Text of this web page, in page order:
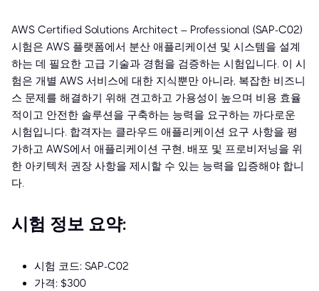
AWS Certified Solutions Architect – Professional (SAP-C02)
시험은 AWS 플랫폼에서 분산 애플리케이션 및 시스템을 설계
하는 데 필요한 고급 기술과 경험을 검증하는 시험입니다. 이 시
험은 개별 AWS 서비스에 대한 지식뿐만 아니라, 복잡한 비즈니
스 문제를 해결하기 위해 견고하고 가용성이 높으며 비용 효율
적이고 안전한 솔루션을 구축하는 능력을 요구하는 까다로운
시험입니다. 합격자는 클라우드 애플리케이션 요구 사항을 평
가하고 AWS에서 애플리케이션 구현, 배포 및 프로비저닝을 위
한 아키텍처 권장 사항을 제시할 수 있는 능력을 입증해야 합니
다.
시험 정보 요약:
시험 코드: SAP-C02
가격: $300